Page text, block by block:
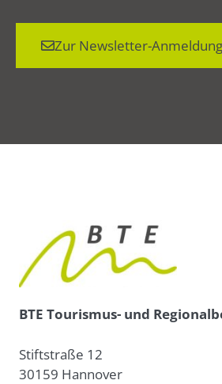
Zur Newsletter-Anmeldung
BTE Tourismus- und
Stiftstraße 12
30159 Hannover